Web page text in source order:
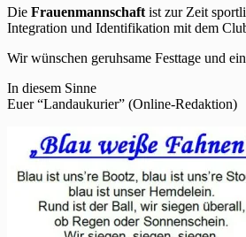
Die Frauenmannschaft ist zur Zeit
Integration und Identifikation mit dem
Wir wünschen geruhsame Festtage und
In diesem Sinne
Euer “Landaukurier” (Online-Redaktion)